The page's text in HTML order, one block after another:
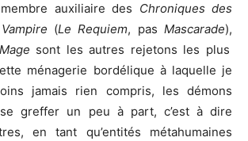
auxiliaire des Chroniques des
Vampire (Le Requiem, pasMascarade),
Mage sont les autres rejetons les plus
ménagerie bordélique à laquelle je
jamais rien compris, les démons
greffer un peu à part, c’est à dire
en tant qu’entités métahumaines